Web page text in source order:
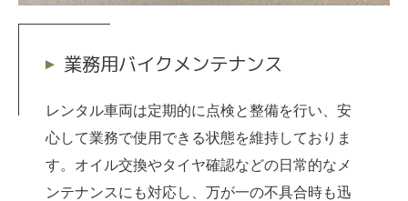
業務用バイクメンテナンス
レンタル車両は定期的に点検と整備を行い、安
心して業務で使用できる状態を維持しておりま
す。オイル交換やタイヤ確認などの日常的なメ
ンテナンスにも対応し、万が一の不具合時も迅